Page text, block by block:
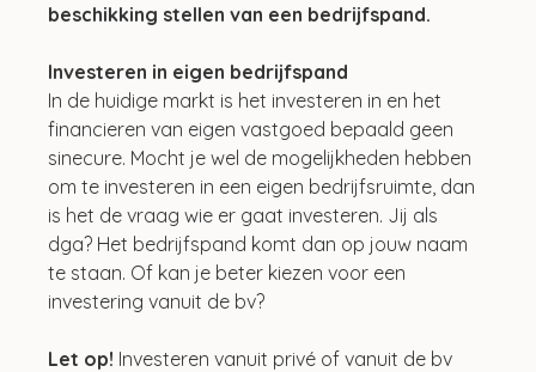
beschikking stellen van een bedrijfspand.
Investeren in eigen bedrijfspand
In de huidige markt is het investeren in en het
financieren van eigen vastgoed bepaald geen
sinecure. Mocht je wel de mogelijkheden hebben
om te investeren in een eigen bedrijfsruimte, dan
is het de vraag wie er gaat investeren. Jij als
dga? Het bedrijfspand komt dan op jouw naam
te staan. Of kan je beter kiezen voor een
investering vanuit de bv?
Let op! Investeren vanuit privé of vanuit de bv